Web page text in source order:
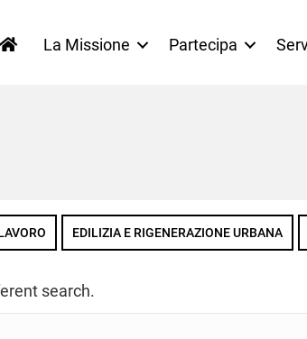
La Missione Partecipa
EDILIZIA E RIGENERAZIONE URBANA
search.